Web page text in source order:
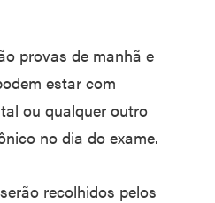
provas de manhã e
estar com
ou qualquer outro
no dia do exame.
recolhidos pelos